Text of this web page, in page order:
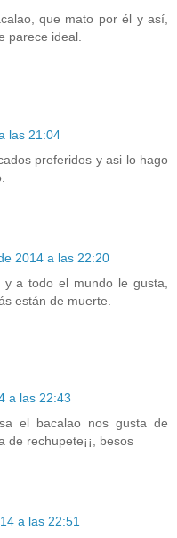
que mato por él y así,
parece ideal.
las 21:04
preferidos y asi lo hago
2014 a las 22:20
a todo el mundo le gusta,
están de muerte.
a las 22:43
el bacalao nos gusta de
de rechupete¡¡, besos
a las 22:51